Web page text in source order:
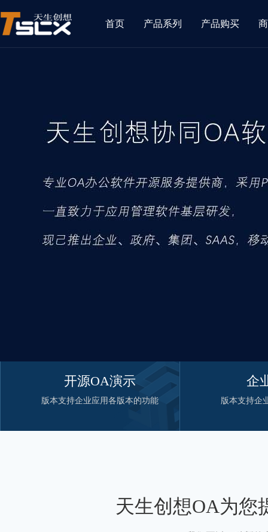
首页 产品系列 产品购买
开源OA演示
版本支持企业应用各版本的功能
企
版本支持企
天生创想OA为您